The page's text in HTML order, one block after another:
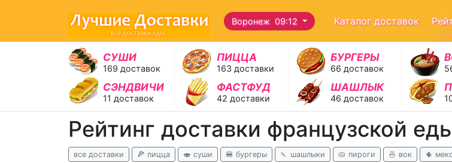
Воронеж 09:12 Каталог доставок
СУШИ
169 доставок
ПИЦЦА
163 доставки
БУРГЕРЫ
66 доставок
СЭНДВИЧИ
11 доставок
ФАСТФУД
42 доставки
ШАШЛЫК
46 доставок
Рейтинг доставки французской
все доставки 🍕 пицца 🍣 суши 🍔 бургеры 🍡 шашлыки 🥧 пироги 🍜 вок 🌵